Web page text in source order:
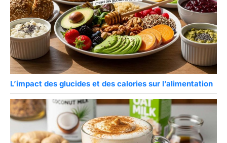
L’impact des glucides et des calories sur l’alimentation